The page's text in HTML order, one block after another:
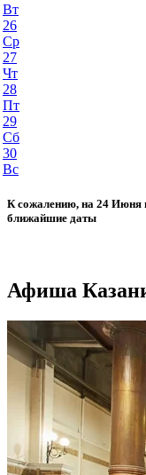
Вт
26
Ср
27
Чт
28
Пт
29
Сб
30
Вс
К сожалению, на 24 Июня
ближайшие даты
Афиша